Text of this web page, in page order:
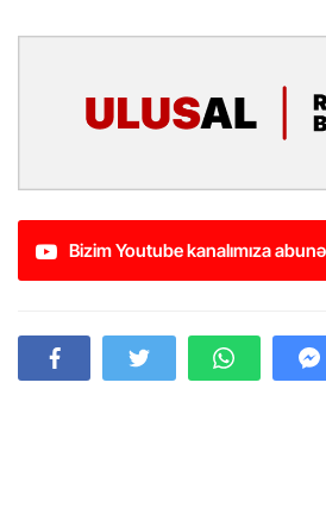
Bizim Youtube kanalımıza